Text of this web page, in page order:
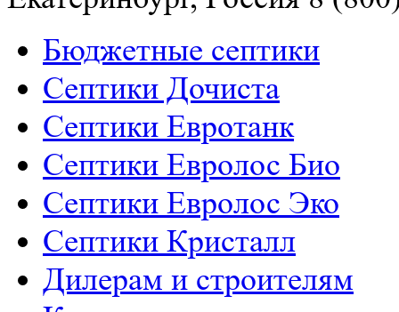
Бюджетные септики
Септики Дочиста
Септики Евротанк
Септики Евролос Био
Септики Евролос Эко
Септики Кристалл
Дилерам и строителям